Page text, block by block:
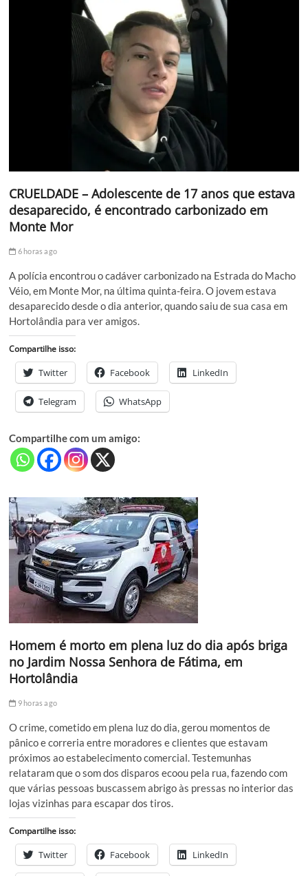
CRUELDADE – Adolescente de 17 anos que estava
desaparecido, é encontrado carbonizado em
Monte Mor
6 horas ago
A polícia encontrou o cadáver carbonizado na Estrada do Macho
Véio, em Monte Mor, na última quinta-feira. O jovem estava
desaparecido desde o dia anterior, quando saiu de sua casa em
Hortolândia para ver amigos.
Compartilhe isso:
Twitter Facebook LinkedIn
Telegram WhatsApp
Compartilhe com um amigo:
Homem é morto em plena luz do dia após briga
no Jardim Nossa Senhora de Fátima, em
Hortolândia
9 horas ago
O crime, cometido em plena luz do dia, gerou momentos de
pânico e correria entre moradores e clientes que estavam
próximos ao estabelecimento comercial. Testemunhas
relataram que o som dos disparos ecoou pela rua, fazendo com
que várias pessoas buscassem abrigo às pressas no interior das
lojas vizinhas para escapar dos tiros.
Compartilhe isso:
Twitter Facebook LinkedIn